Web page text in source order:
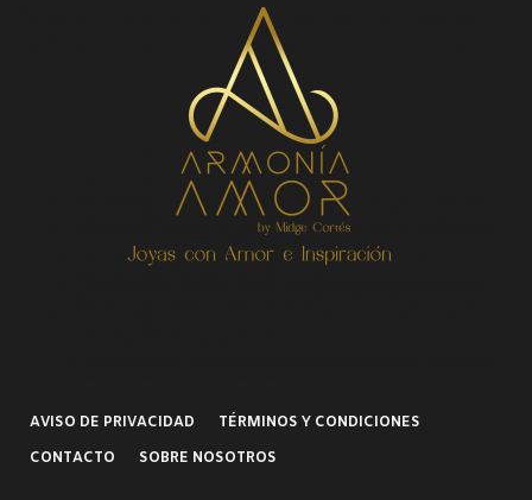
AVISO DE PRIVACIDAD
TÉRMINOS Y CONDICIONES
CONTACTO
SOBRE NOSOTROS